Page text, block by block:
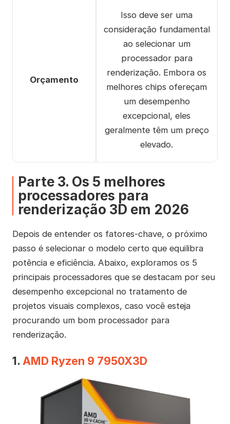
Orçamento
Isso deve ser uma
consideração fundamental
ao selecionar um
processador para
renderização. Embora os
melhores chips ofereçam
um desempenho
excepcional, eles
geralmente têm um preço
elevado.
Parte 3. Os 5 melhores
processadores para
renderização 3D em 2026
Depois de entender os fatores-chave, o próximo
passo é selecionar o modelo certo que equilibra
potência e eficiência. Abaixo, exploramos os 5
principais processadores que se destacam por seu
desempenho excepcional no tratamento de
projetos visuais complexos, caso você esteja
procurando um bom processador para
renderização.
1. AMD Ryzen 9 7950X3D